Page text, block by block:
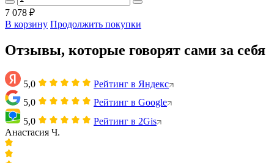
7 078 ₽
В корзину Продолжить покупки
Отзывы, которые говорят сами за себя
5,0
Рейтинг в Яндекс
5,0
Рейтинг в Google
5,0
Рейтинг в 2Gis
Анастасия Ч.